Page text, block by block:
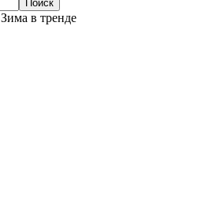
Зима в тренде